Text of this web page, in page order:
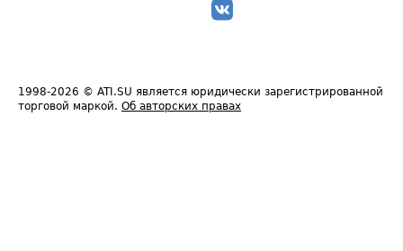
1998-2026 © ATI.SU является юридически зарегистрированной
торговой маркой. Об авторских правах